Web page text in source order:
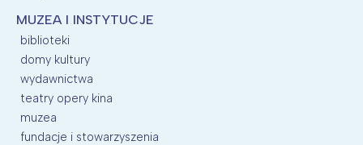
MUZEA I INSTYTUCJE
biblioteki
domy kultury
wydawnictwa
teatry opery kina
muzea
fundacje i stowarzyszenia